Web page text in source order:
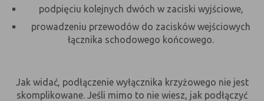
Bezpieczeństwo
i niezawodność
umożliwiają weryfikację
autentyczności oraz optymalizację
wydajności serwisu
czemu witryna może pokazywać
odpowiednie informacje i funkcje
podpięciu kolejnych dwóch w zaciski wyjściowe,
prowadzeniu przewodów do zacisków wejściowych
łącznika schodowego końcowego.
Jak widać, podłączenie wyłącznika krzyżowego nie jest
skomplikowane. Jeśli mimo to nie wiesz, jak podłączyć